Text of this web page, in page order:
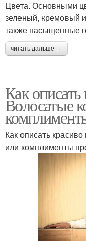
Цвета. Основными
зеленый, кремовый
также насыщенные
читать дальше →
Как
Волосатые
Как описать
или комплименты